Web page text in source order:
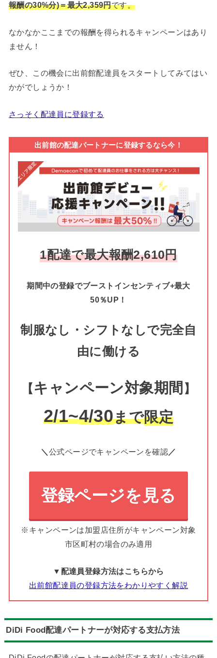
報酬の30%分)＝最大2,359円です。
なかなかここまでの報酬を得られるキャンペーンはあり
ません！
ぜひ、この機会に出前館配達員をスタートしてみてはい
かがでしょうか！
さっそく配達員に登録する
出前館の配達パートナーに登録するなら今！
1配達で最大報酬2,610円
期間中の登録でブーストインセンティブ+最大
50％UP！
制服なし・シフトなしで完全自
由に働ける
【 キャンペーン対象期間 】
2/1~4/30まで限定
＼ 公式ページでキャンペーンを確認／
登録ページを見る
※キャンペーンは加盟店住所がキャンペーン対象
市区町村の場合のみ適用
▼配達員登録方法はこちらから
出前館配達員の登録方法をわかりやすく解説
DiDi Food配達パートナーが対応する支払方法